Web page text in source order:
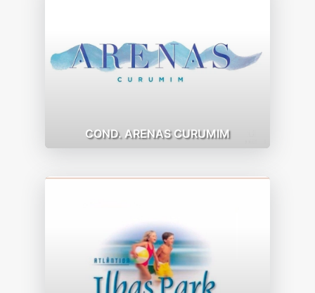
COND. ARENAS CURUMIM